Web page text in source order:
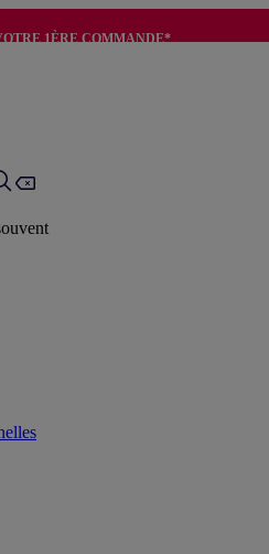
1ÈRE COMMANDE*